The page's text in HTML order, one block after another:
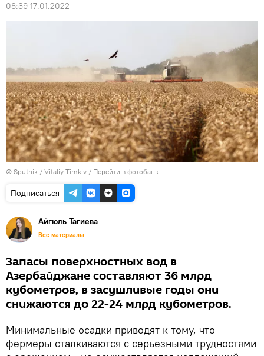
08:39 17.01.2022
© Sputnik / Vitaliy Timkiv / Перейти в фотобанк
Подписаться
Айгюль Тагиева
Все материалы
Запасы поверхностных вод в
Азербайджане составляют 36 млрд
кубометров, в засушливые годы они
снижаются до 22-24 млрд кубометров.
Минимальные осадки приводят к тому, что
фермеры сталкиваются с серьезными трудностями